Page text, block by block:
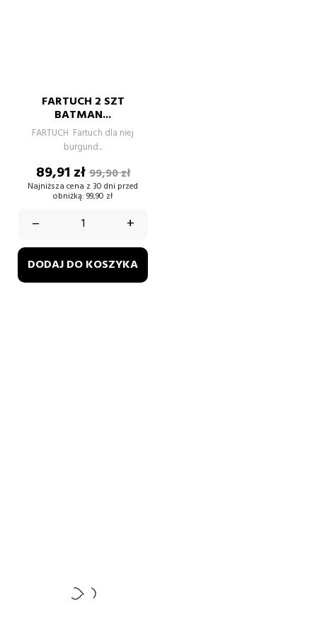
FARTUCH 2 SZT
BATMAN...
FARTUCH Fartuch dla niej
burgund...
Cena
89,91 złCena
podstawowa
99,90 zł
Najniższa cena z 30 dni przed
obniżką: 99,90 zł
– +
DODAJ DO KOSZYKA